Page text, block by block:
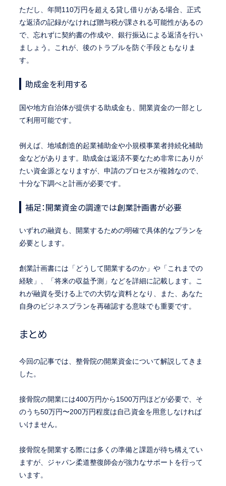
ただし、年間110万円を超える貸し借りがある場合、正式
な返済の記録がなければ贈与税が課される可能性があるの
で、忘れずに契約書の作成や、銀行振込による返済を行い
ましょう。これが、後のトラブルを防ぐ手段ともなりま
す。
助成金を利用する
国や地方自治体が提供する助成金も、開業資金の一部とし
て利用可能です。
例えば、地域創造的起業補助金や小規模事業者持続化補助
金などがあります。助成金は返済不要なため非常にありが
たい資金源となりますが、申請のプロセスが複雑なので、
十分な下調べと計画が必要です。
補足：開業資金の調達では創業計画書が必要
いずれの融資も、開業するための明確で具体的なプランを
必要とします。
創業計画書には「どうして開業するのか」や「これまでの
経験」、「将来の収益予測」などを詳細に記載します。こ
れが融資を受ける上での大切な資料となり、また、あなた
自身のビジネスプランを再確認する意味でも重要です。
まとめ
今回の記事では、整骨院の開業資金について解説してきま
した。
接骨院の開業には400万円から1500万円ほどが必要で、そ
のうち50万円〜200万円程度は自己資金を用意しなければ
いけません。
接骨院を開業する際には多くの準備と課題が待ち構えてい
ますが、ジャパン柔道整復師会が強力なサポートを行って
います。